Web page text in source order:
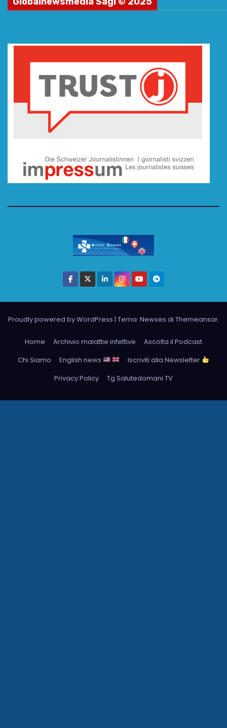
Proudly powered by WordPress | Tema: Newses di Themeansar.
Home Archivio malattie infettive
Ascolta il Podcast
Chi Siamo
English news
Iscriviti alla Newsletter
Privacy Policy
Tg Salutedomani TV